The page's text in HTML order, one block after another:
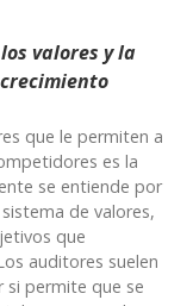
valores y la
que le permiten a
es la
se entiende por
de valores,
que
auditores suelen
si permite que se